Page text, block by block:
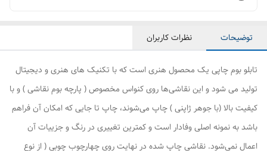
توضیحات نظرات کاربران
تابلو بوم چاپی یک محصول هنری است که با تکنیک های هنری و دیجیتال
تولید می شود و این نقاشی‌ها روی کنواس مخصوص ( پارچه بوم نقاشی ) و با
کیفیت بالا (با جوهر ژاپنی ) چاپ می‌شوند، چاپ تا جایی که امکان آن فراهم
باشد به نمونه اصلی وفادار است و کمترین تغییری در رنگ و جزییات آن
اعمال نمی‌شود. نقاشی چاپ شده در نهایت روی چهارچوب چوبی ( از نوع